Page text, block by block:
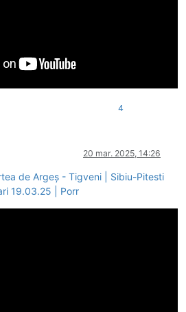
4
20 mar. 2025, 14:26
de Argeș - Tigveni | Sibiu-Pitesti
19.03.25 | Porr